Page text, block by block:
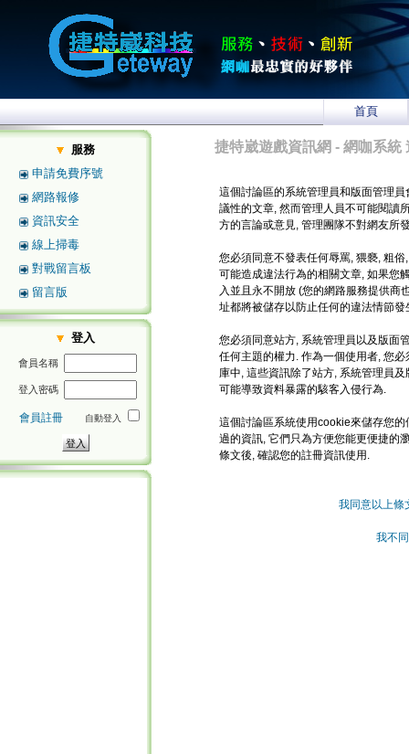
首頁
服務
申請免費序號
網路報修
資訊安全
線上掃毒
對戰留言板
留言版
登入
會員名稱
登入密碼
會員註冊 自動登入
捷特崴遊戲資訊網 - 網咖系統
這個討論區的系統管理員和版面管理
議性的文章, 然而管理人員不可能閱讀
方的言論或意見, 管理團隊不對網友所
您必須同意不發表任何辱罵, 猥褻, 粗
可能造成違法行為的相關文章, 如果您
入並且永不開放 (您的網路服務提供商
址都將被儲存以防止任何的違法情節發
您必須同意站方, 系統管理員以及版面
任何主題的權力. 作為一個使用者, 您
庫中, 這些資訊除了站方, 系統管理員
可能導致資料暴露的駭客入侵行為.
這個討論區系統使用cookie來儲存您
過的資訊, 它們只為方便您能更便捷的
條文後, 確認您的註冊資訊使用.
我同意以上條
我不